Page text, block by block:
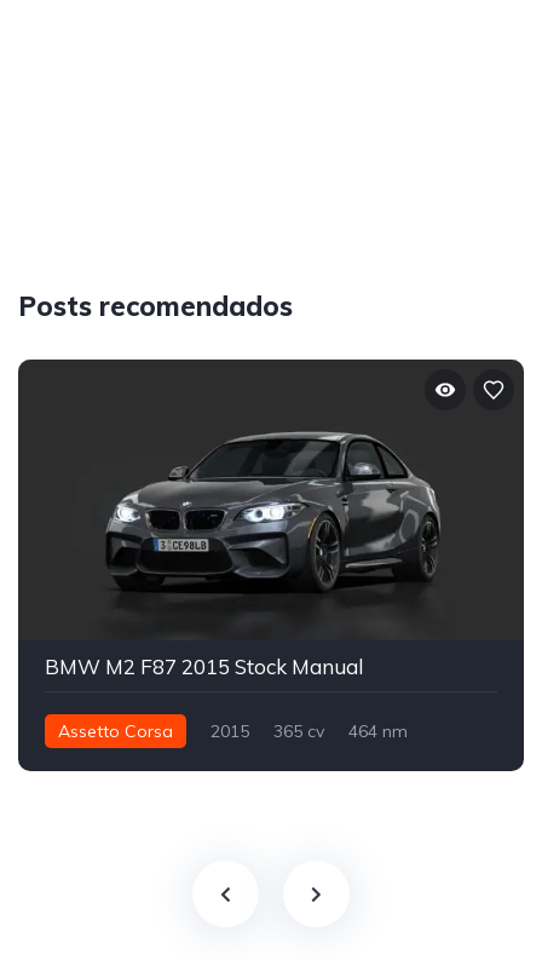
Posts recomendados
BMW M2 F87 2015 Stock Manual
Assetto Corsa 2015 365 cv
464 nm